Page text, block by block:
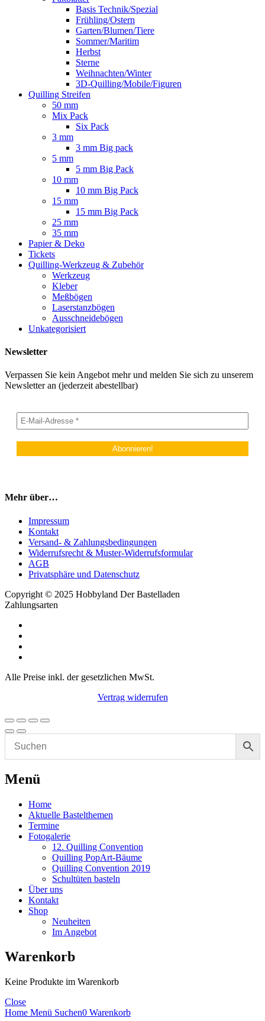
Basis Technik/Spezial
Frühling/Ostern
Garten/Blumen/Tiere
Sommer/Maritim
Herbst
Sterne
Weihnachten/Winter
3D-Quilling/Mobile/Figuren
Quilling Streifen
50 mm
Mix Pack
Six Pack
3 mm
3 mm Big pack
5 mm
5 mm Big Pack
10 mm
10 mm Big Pack
15 mm
15 mm Big Pack
25 mm
35 mm
Papier & Deko
Tickets
Quilling-Werkzeug & Zubehör
Werkzeug
Kleber
Meßbögen
Laserstanzbögen
Ausschneidebögen
Unkategorisiert
Newsletter
Verpassen Sie kein Angebot mehr und melden Sie sich zu unserem
Newsletter an (jederzeit abestellbar)
Mehr über…
Impressum
Kontakt
Versand- & Zahlungsbedingungen
Widerrufsrecht & Muster-Widerrufsformular
AGB
Privatsphäre und Datenschutz
Copyright © 2025 Hobbyland Der Bastelladen
Zahlungsarten
Alle Preise inkl. der gesetzlichen MwSt.
Vertrag widerrufen
Menü
Home
Aktuelle Bastelthemen
Termine
Fotogalerie
12. Quilling Convention
Quilling PopArt-Bäume
Quilling Convention 2019
Schultüten basteln
Über uns
Kontakt
Shop
Neuheiten
Im Angebot
Warenkorb
Keine Produkte im Warenkorb
Close
Home Menü Suchen0 Warenkorb